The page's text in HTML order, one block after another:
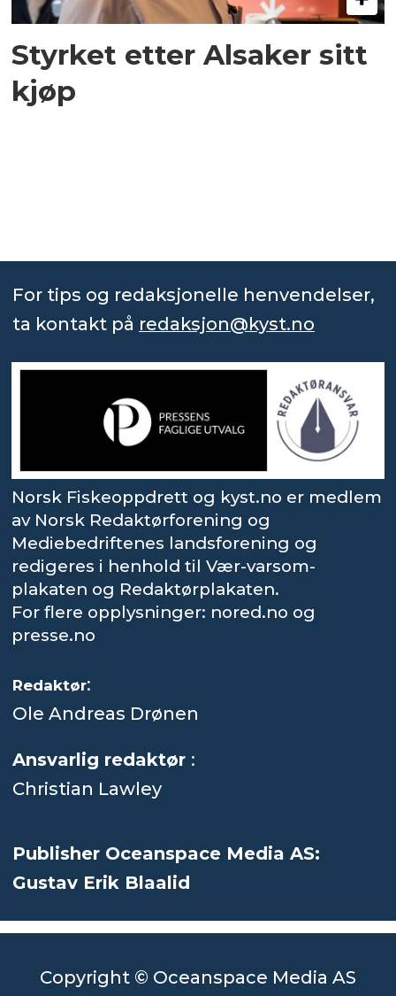
Styrket etter Alsaker sitt
kjøp
For tips og redaksjonelle henvendelser,
ta kontakt på redaksjon@kyst.no
Norsk Fiskeoppdrett og kyst.no er medlem
av Norsk Redaktørforening og
Mediebedriftenes landsforening og
redigeres i henhold til Vær-varsom-
plakaten og Redaktørplakaten.
For flere opplysninger: nored.no og
presse.no
Redaktør:
Ole Andreas Drønen
Ansvarlig redaktør :
Christian Lawley
Publisher Oceanspace Media AS:
Gustav Erik Blaalid
Copyright © Oceanspace Media AS